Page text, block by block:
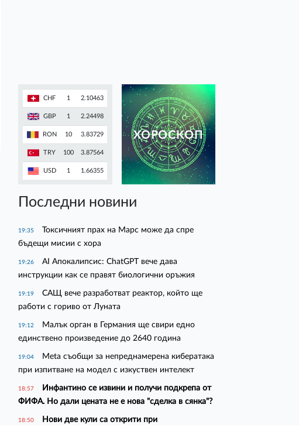
CHF 1 2.10463
GBP 1 2.24498
RON 10 3.83729
TRY 100 3.87564
USD 1 1.66355
ХОРОСКОП
Последни новини
19:35
Токсичният прах на Марс може да спре
бъдещи мисии с хора
19:26
AI Апокалипсис: ChatGPT вече дава
инструкции как се правят биологични оръжия
19:19
САЩ вече разработват реактор, който ще
работи с гориво от Луната
19:12
Малък орган в Германия ще свири едно
единствено произведение до 2640 година
19:04
Meta съобщи за непреднамерена кибератака
при изпитване на модел с изкуствен интелект
18:57
Инфантино се извини и получи подкрепа от
ФИФА. Но дали цената не е нова "сделка в сянка"?
18:50
Нови две кули са открити при